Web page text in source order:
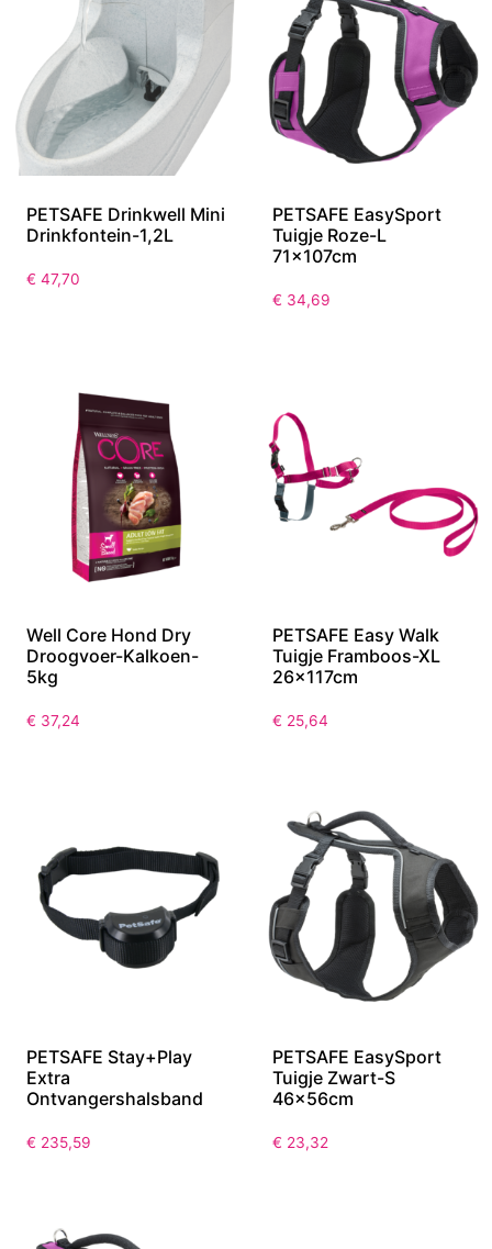
PETSAFE Drinkwell Mini
Drinkfontein-1,2L
€ 47,70
PETSAFE EasySport
Tuigje Roze-L
71x107cm
€ 34,69
Well Core Hond Dry
Droogvoer-Kalkoen-
5kg
€ 37,24
PETSAFE Easy Walk
Tuigje Framboos-XL
26x117cm
€ 25,64
PETSAFE Stay+Play
Extra
Ontvangershalsband
€ 235,59
PETSAFE EasySport
Tuigje Zwart-S
46x56cm
€ 23,32